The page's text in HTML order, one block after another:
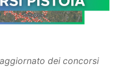
dei concorsi